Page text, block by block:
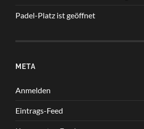
Padel-Platz ist geöffnet
META
Anmelden
Eintrags-Feed